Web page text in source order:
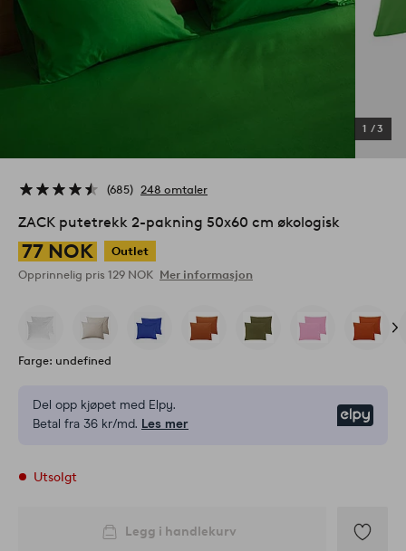
1 /3
685 248 omtaler
ZACK putetrekk 2-pakning 50x60 cm økologisk
77 NOK
Outlet
Opprinnelig pris 129 NOK Mer informasjon
Farge: undefined
Del opp kjøpet med Elpy.
Betal fra 36 kr/md. Les mer
Utsolgt
Legg i handlekurv